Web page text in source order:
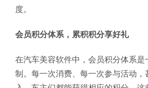
度。
会员积分体系，累积积分享好礼
在汽车美容软件中，会员积分体系是
制。每一次消费、每一次参与活动，